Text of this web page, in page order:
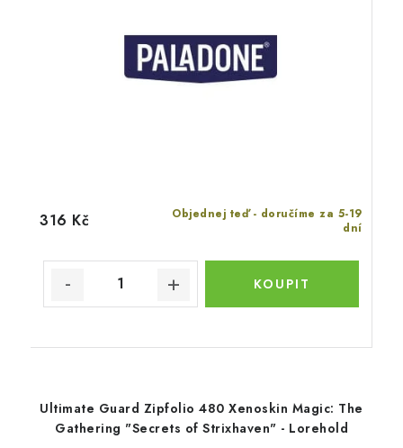
Objednej teď - doručíme za 5-19
dní
316 Kč
Ultimate Guard Zipfolio 480 Xenoskin Magic: The
Gathering "Secrets of Strixhaven" - Lorehold